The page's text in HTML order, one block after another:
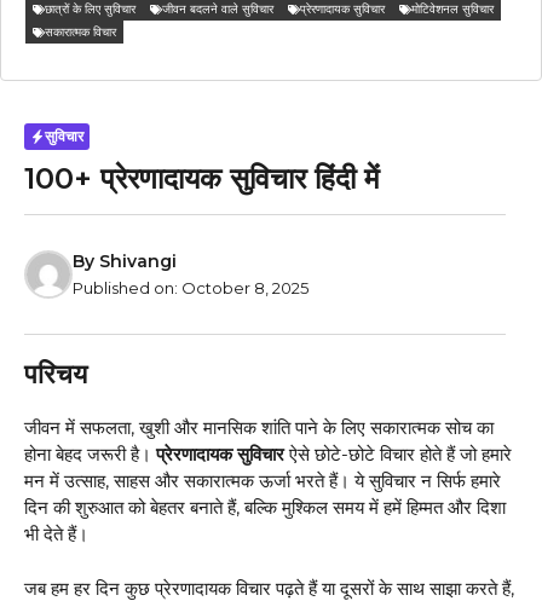
छात्रों के लिए सुविचार जीवन बदलने वाले सुविचार प्रेरणादायक सुविचार
मोटिवेशनल सुविचार
सकारात्मक विचार
सुविचार
100+ प्रेरणादायक सुविचार हिंदी में
By Shivangi
Published on: October 8, 2025
परिचय
जीवन में सफलता, खुशी और मानसिक शांति पाने के लिए सकारात्मक सोच का
होना बेहद जरूरी है।प्रेरणादायक सुविचारऐसे छोटे-छोटे विचार होते हैं जो हमारे
मन में उत्साह, साहस और सकारात्मक ऊर्जा भरते हैं। ये सुविचार न सिर्फ हमारे
दिन की शुरुआत को बेहतर बनाते हैं, बल्कि मुश्किल समय में हमें हिम्मत और दिशा
भी देते हैं।
जब हम हर दिन कुछ प्रेरणादायक विचार पढ़ते हैं या दूसरों के साथ साझा करते हैं,